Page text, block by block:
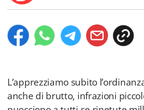
L’apprezziamo subito
anche di brutto, infrazioni